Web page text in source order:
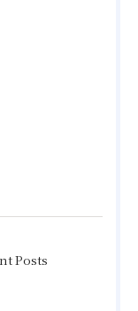
Posts